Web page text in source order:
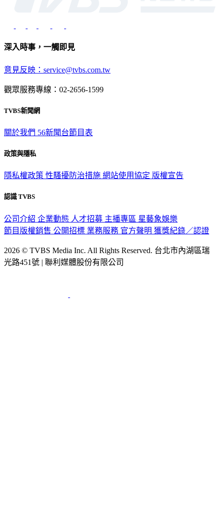
深入時事，一觸即見
意見反映：service@tvbs.com.tw
觀眾服務專線：02-2656-1599
TVBS新聞網
關於我們 56新聞台節目表
政策與隱私
隱私權政策 性騷擾防治措施 網站使用協定 版權宣告
認識 TVBS
公司介紹 企業動態 人才招募 主播專區 星藝象娛樂
節目版權銷售 公開招標 業務服務 官方聲明 獲獎紀錄／認證
2026 © TVBS Media Inc. All Rights Reserved. 台北市內湖區瑞
光路451號 | 聯利媒體股份有限公司